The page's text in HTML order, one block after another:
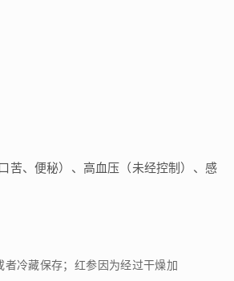
苦、便秘）、高血压（未经控制）、感
冷藏保存；红参因为经过干燥加